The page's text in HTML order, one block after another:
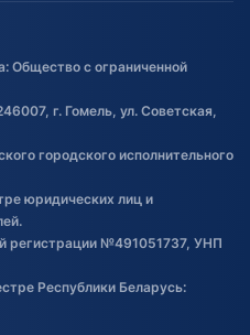
Общество с ограниченной
г. Гомель, ул. Советская,
городского исполнительного
юридических лиц и
регистрации №491051737, УНП
Республики Беларусь: